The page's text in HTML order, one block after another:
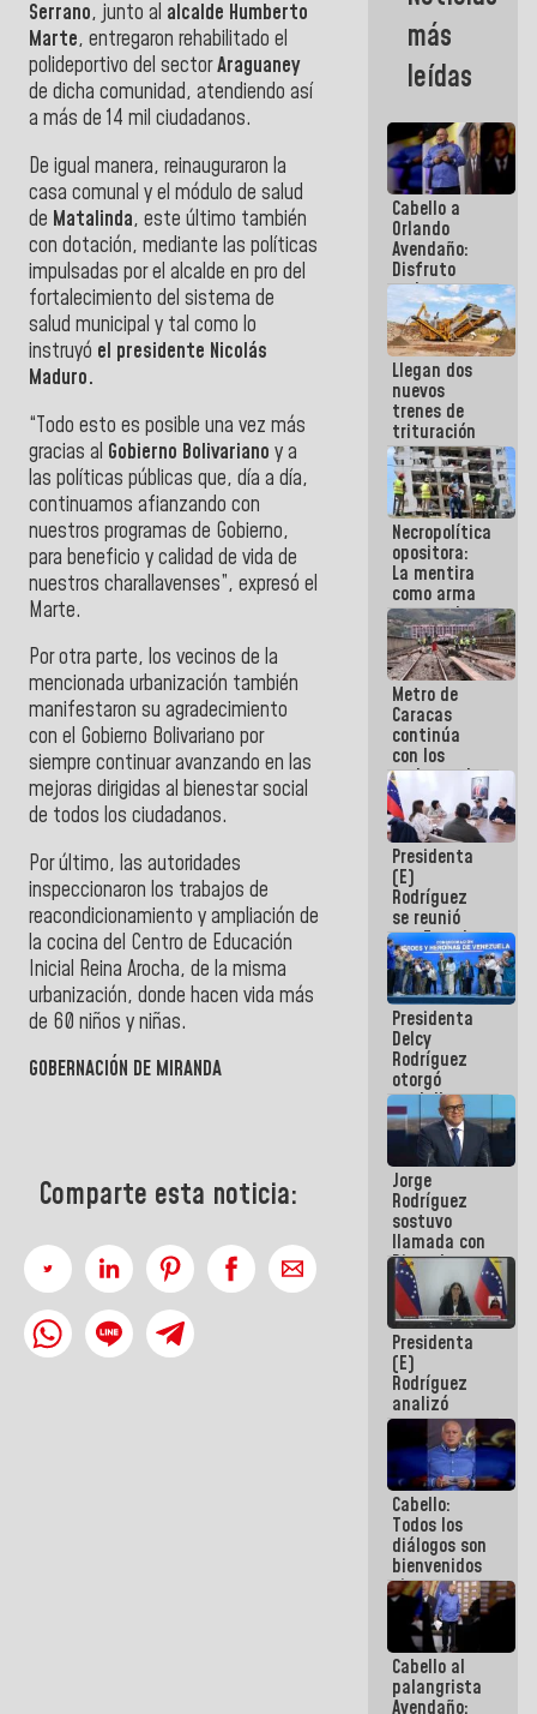
Serrano, junto al alcalde Humberto
Marte, entregaron rehabilitado el
polideportivo del sectorAraguaney
de dicha comunidad, atendiendo así
a más de 14 mil ciudadanos.
De igual manera, reinauguraron la
casa comunal y el módulo de salud
de Matalinda, este último también
con dotación, mediante las políticas
impulsadas por el alcalde en pro del
fortalecimiento del sistema de
salud municipal y tal como lo
instruyó el presidente Nicolás
Maduro.
“Todo esto es posible una vez más
gracias al Gobierno Bolivariano y a
las políticas públicas que, día a día,
continuamos afianzando con
nuestros programas de Gobierno,
para beneficio y calidad de vida de
nuestros charallavenses”, expresó el
Marte.
Por otra parte, los vecinos de la
mencionada urbanización también
manifestaron su agradecimiento
con el Gobierno Bolivariano por
siempre continuar avanzando en las
mejoras dirigidas al bienestar social
de todos los ciudadanos.
Por último, las autoridades
inspeccionaron los trabajos de
reacondicionamiento y ampliación de
la cocina del Centro de Educación
Inicial Reina Arocha, de la misma
urbanización, donde hacen vida más
de 60 niños y niñas.
GOBERNACIÓN DE MIRANDA
Comparte esta noticia:
afectados
por
terremotos
más
leídas
Cabello a
Orlando
Avendaño:
Disfruto
cada vez
que escribes
porque lo
que haces
es
embarrarla
Llegan dos
nuevos
trenes de
trituración
para
optimizar
manejo de
escombros
en La Guaira
Necropolítica
opositora:
La mentira
como arma
contra el
Pueblo
Metro de
Caracas
continúa
con los
trabajos de
mantenimiento
e inspección
en la Línea 2
Presidenta
(E)
Rodríguez
se reunió
con Estado
Mayor
Eléctrico
para
abordar
planes de
acción
Presidenta
Delcy
Rodríguez
otorgó
medalla
"Héroe de
Venezuela"
a servidores
públicos
Jorge
Rodríguez
sostuvo
llamada con
Dinorah
Figuera y
acuerdan
primer
encuentro
presencial
para el
diálogo
Presidenta
(E)
Rodríguez
analizó
junto a
gobernadores
planes de
recuperación
del Sistema
Eléctrico
Nacional
Cabello:
Todos los
diálogos son
bienvenidos
siempre que
estén en el
marco de la
Constitución
de la
República
Cabello al
palangrista
Avendaño: